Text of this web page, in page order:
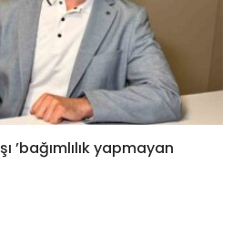
’bağımlılık yapmayan